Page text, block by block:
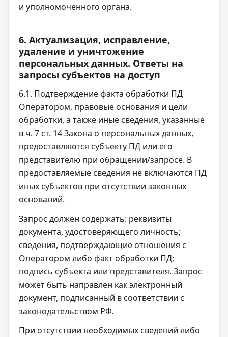
и уполномоченного органа.
6. Актуализация, исправление,
удаление и уничтожение
персональных данных. Ответы на
запросы субъектов на доступ
6.1. Подтверждение факта обработки ПД
Оператором, правовые основания и цели
обработки, а также иные сведения, указанные
в ч. 7 ст. 14 Закона о персональных данных,
предоставляются субъекту ПД или его
представителю при обращении/запросе. В
предоставляемые сведения не включаются ПД
иных субъектов при отсутствии законных
оснований.
Запрос должен содержать: реквизиты
документа, удостоверяющего личность;
сведения, подтверждающие отношения с
Оператором либо факт обработки ПД;
подпись субъекта или представителя. Запрос
может быть направлен как электронный
документ, подписанный в соответствии с
законодательством РФ.
При отсутствии необходимых сведений либо